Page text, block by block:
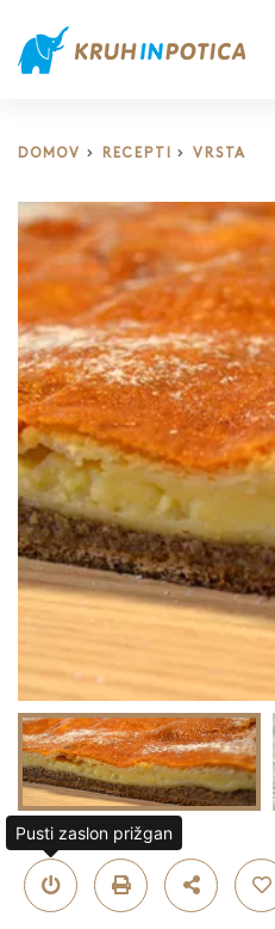
DOMOV RECEPTI VRSTA
Pusti zaslon prižgan